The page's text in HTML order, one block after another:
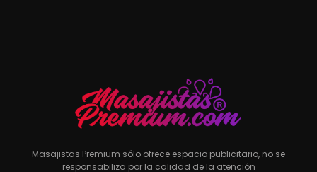
Masajistas Premium sólo ofrece espacio publicitario, no se
responsabiliza por la calidad de la atención